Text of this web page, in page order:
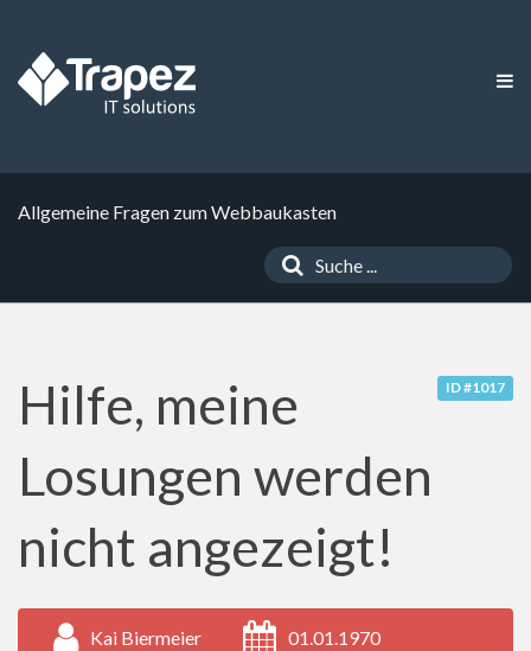
Allgemeine Fragen zum Webbaukasten
ID #1017
Hilfe, meine
Losungen werden
nicht angezeigt!
Kai Biermeier 01.01.1970